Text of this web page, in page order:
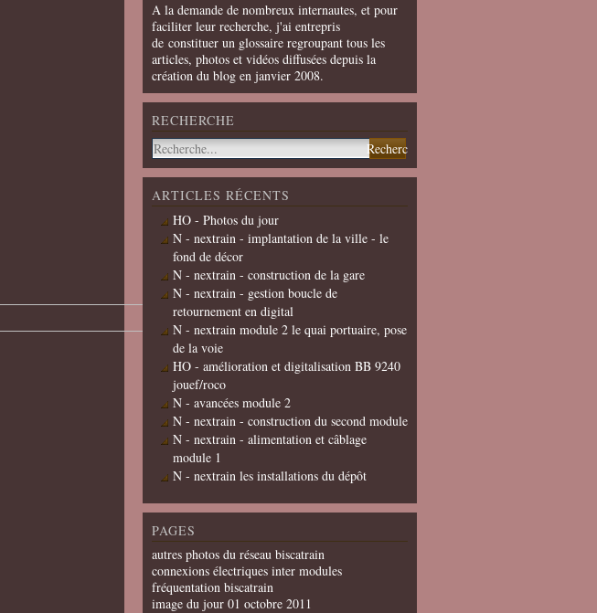
A la demande de nombreux internautes, et pour
faciliter leur recherche, j'ai entrepris
de constituer un glossaire regroupant tous les
articles, photos et vidéos diffusées depuis la
création du blog en janvier 2008.
RECHERCHE
ARTICLES RÉCENTS
HO - Photos du jour
N - nextrain - implantation de la ville - le
fond de décor
N - nextrain - construction de la gare
N - nextrain - gestion boucle de
retournement en digital
N - nextrain module 2 le quai portuaire, pose
de la voie
HO - amélioration et digitalisation BB 9240
jouef/roco
N - avancées module 2
N - nextrain - construction du second module
N - nextrain - alimentation et câblage
module 1
N - nextrain les installations du dépôt
PAGES
autres photos du réseau biscatrain
connexions électriques inter modules
fréquentation biscatrain
image du jour 01 octobre 2011